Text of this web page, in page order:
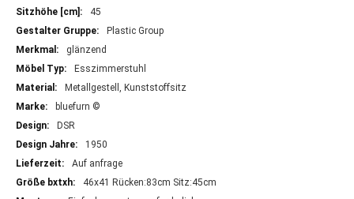
45
Plastic Group
glänzend
Esszimmerstuhl
Metallgestell, Kunststoffsitz
bluefurn ©
DSR
1950
Auf anfrage
46x41 Rücken:83cm Sitz:45cm